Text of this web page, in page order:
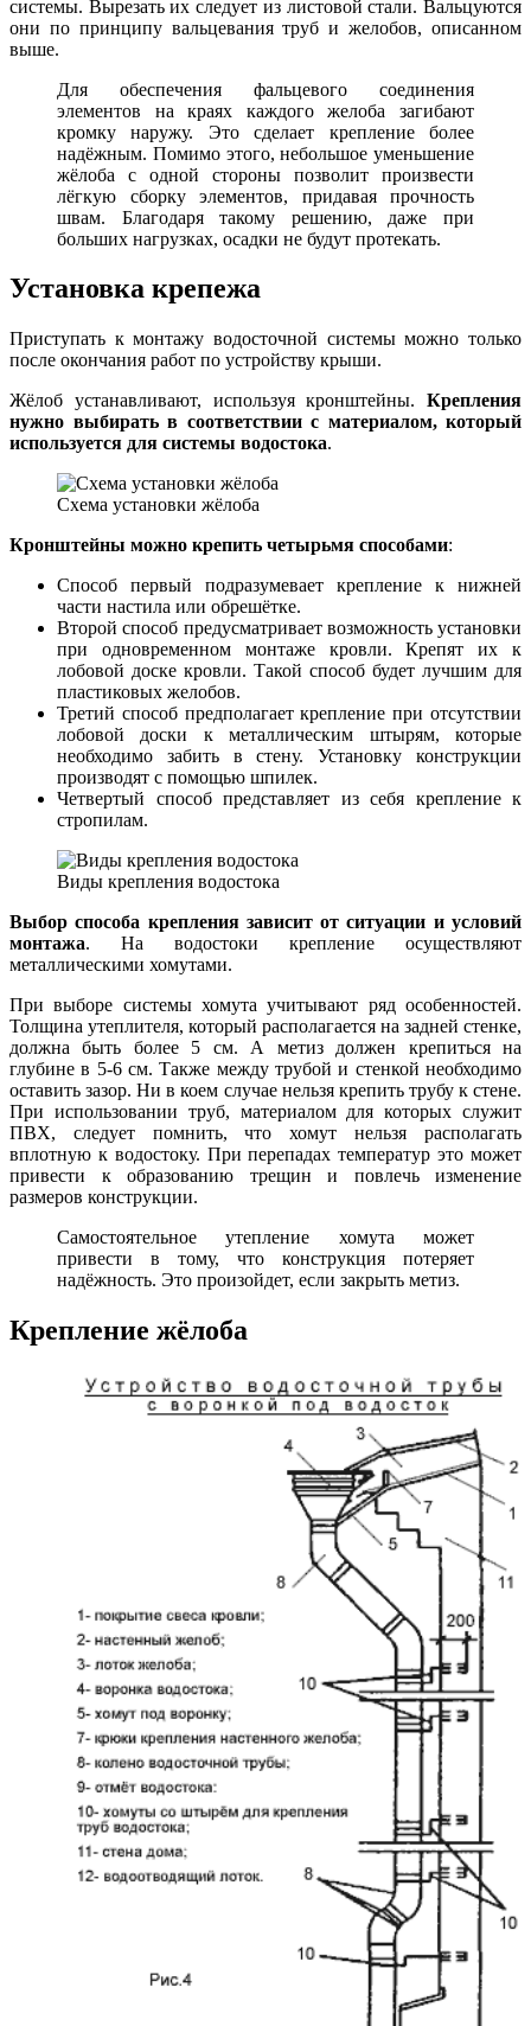
системы. Вырезать их следует из листовой стали. Вальцуются
они по принципу вальцевания труб и желобов, описанном
выше.
Для обеспечения фальцевого соединения
элементов на краях каждого желоба загибают
кромку наружу. Это сделает крепление более
надёжным. Помимо этого, небольшое уменьшение
жёлоба с одной стороны позволит произвести
лёгкую сборку элементов, придавая прочность
швам. Благодаря такому решению, даже при
больших нагрузках, осадки не будут протекать.
Установка крепежа
Приступать к монтажу водосточной системы можно только
после окончания работ по устройству крыши.
Жёлоб устанавливают, используя кронштейны. Крепления
нужно выбирать в соответствии с материалом, который
используется для системы водостока.
Схема установки жёлоба
Кронштейны можно крепить четырьмя способами:
Способ первый подразумевает крепление к нижней
части настила или обрешётке.
Второй способ предусматривает возможность установки
при одновременном монтаже кровли. Крепят их к
лобовой доске кровли. Такой способ будет лучшим для
пластиковых желобов.
Третий способ предполагает крепление при отсутствии
лобовой доски к металлическим штырям, которые
необходимо забить в стену. Установку конструкции
производят с помощью шпилек.
Четвертый способ представляет из себя крепление к
стропилам.
Виды крепления водостока
Выбор способа крепления зависит от ситуации и условий
монтажа. На водостоки крепление осуществляют
металлическими хомутами.
При выборе системы хомута учитывают ряд особенностей.
Толщина утеплителя, который располагается на задней стенке,
должна быть более 5 см. А метиз должен крепиться на
глубине в 5-6 см. Также между трубой и стенкой необходимо
оставить зазор. Ни в коем случае нельзя крепить трубу к стене.
При использовании труб, материалом для которых служит
ПВХ, следует помнить, что хомут нельзя располагать
вплотную к водостоку. При перепадах температур это может
привести к образованию трещин и повлечь изменение
размеров конструкции.
Самостоятельное утепление хомута может
привести в тому, что конструкция потеряет
надёжность. Это произойдет, если закрыть метиз.
Крепление жёлоба